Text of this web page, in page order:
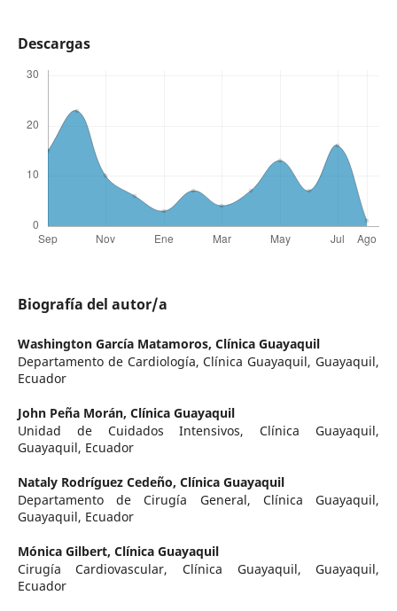
Descargas
Biografía del autor/a
Washington García Matamoros, Clínica Guayaquil
Departamento de Cardiología, Clínica Guayaquil, Guayaquil,
Ecuador
John Peña Morán, Clínica Guayaquil
Unidad de Cuidados Intensivos, Clínica Guayaquil,
Guayaquil, Ecuador
Nataly Rodríguez Cedeño, Clínica Guayaquil
Departamento de Cirugía General, Clínica Guayaquil,
Guayaquil, Ecuador
Mónica Gilbert, Clínica Guayaquil
Cirugía Cardiovascular, Clínica Guayaquil, Guayaquil,
Ecuador